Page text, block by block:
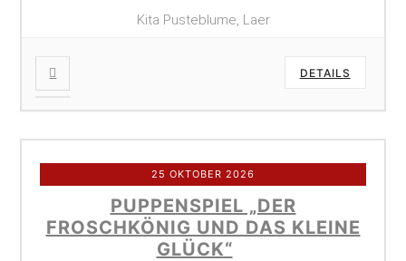
Kita Pusteblume, Laer
DETAILS
25 OKTOBER 2026
PUPPENSPIEL „DER
FROSCHKÖNIG UND DAS KLEINE
GLÜCK“